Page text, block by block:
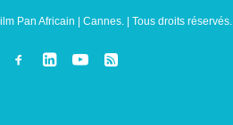
Pan Africain | Cannes. | Tous droits réservés.